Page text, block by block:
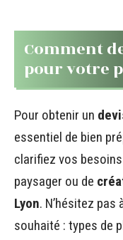
Comment
pour votre
Pour obtenir un
essentiel de bien
clarifiez vos
paysager ou de
Lyon. N’hésitez
souhaité : types de